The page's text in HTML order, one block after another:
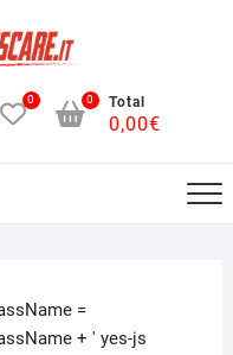
0 Total
0,00€
0
=
+ ' yes-js